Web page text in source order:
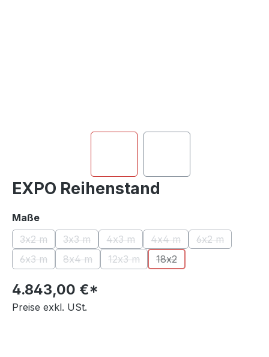
EXPO Reihenstand
Maßeauswählen
3x2 m
(Diese Option ist zurzeit nicht verfügbar.)
3x3 m
(Diese Option ist zurzeit nicht verfügbar.)
4x3 m
(Diese Option ist zurzeit nicht
4x4 m
(Diese Option ist zurzeit
6x2 m
(Diese Option
6x3 m
(Diese Option ist zurzeit nicht verfügbar.)
8x4 m
(Diese Option ist zurzeit nicht verfügbar.)
12x3 m
(Diese Option ist zurzeit nicht
18x2
(Diese Option ist zurzeit
4.843,00 €*
Preise exkl. USt.